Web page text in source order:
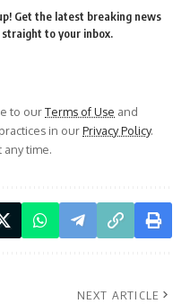
Get the latest breaking news
to your inbox.
to ourTerms of Use and
in ourPrivacy Policy.
any time.
NEXT ARTICLE